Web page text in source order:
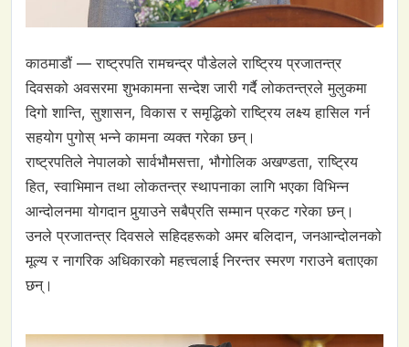
काठमाडौं — राष्ट्रपति रामचन्द्र पौडेलले राष्ट्रिय प्रजातन्त्र
दिवसको अवसरमा शुभकामना सन्देश जारी गर्दै लोकतन्त्रले मुलुकमा
दिगो शान्ति, सुशासन, विकास र समृद्धिको राष्ट्रिय लक्ष्य हासिल गर्न
सहयोग पुगोस् भन्ने कामना व्यक्त गरेका छन्।
राष्ट्रपतिले नेपालको सार्वभौमसत्ता, भौगोलिक अखण्डता, राष्ट्रिय
हित, स्वाभिमान तथा लोकतन्त्र स्थापनाका लागि भएका विभिन्न
आन्दोलनमा योगदान पुर्‍याउने सबैप्रति सम्मान प्रकट गरेका छन्।
उनले प्रजातन्त्र दिवसले सहिदहरूको अमर बलिदान, जनआन्दोलनको
मूल्य र नागरिक अधिकारको महत्त्वलाई निरन्तर स्मरण गराउने बताएका
छन्।